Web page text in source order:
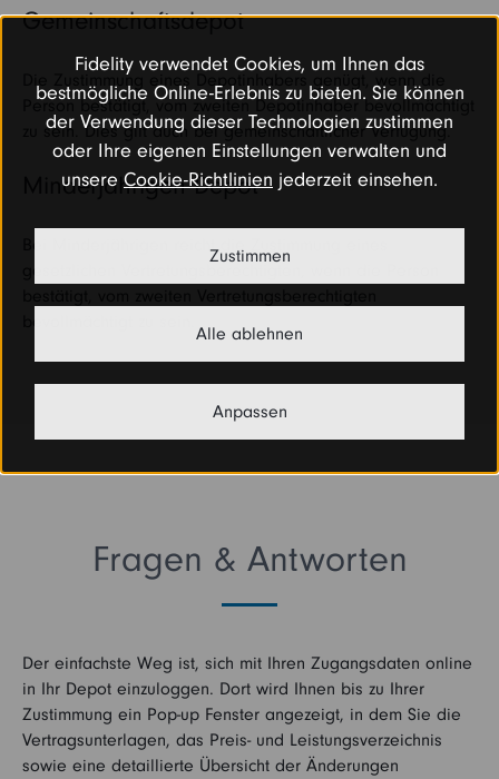
Gemeinschaftsdepot
Die Zustimmung eines Depotinhabers genügt, wenn die
Person bestätigt, vom zweiten Depotinhaber bevollmächtigt
zu sein. Dies gilt auch bei gemeinschaftlicher Verfügung.
Minderjährigen Depot
Bei Minderjährigen reicht die Zustimmung eines
Fragen & Antworten
Der einfachste Weg ist, sich mit Ihren Zugangsdaten online
in Ihr Depot einzuloggen. Dort wird Ihnen bis zu Ihrer
Zustimmung ein Pop-up Fenster angezeigt, in dem Sie die
Vertragsunterlagen, das Preis- und Leistungsverzeichnis
sowie eine detaillierte Übersicht der Änderungen
Fidelity verwendet Cookies, um Ihnen das
bestmögliche Online-Erlebnis zu bieten. Sie können
der Verwendung dieser Technologien zustimmen
oder Ihre eigenen Einstellungen verwalten und
unsere Cookie-Richtlinien jederzeit einsehen.
Zustimmen
Alle ablehnen
Anpassen